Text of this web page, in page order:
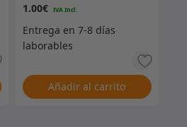
1.00€
Añadir al carrito